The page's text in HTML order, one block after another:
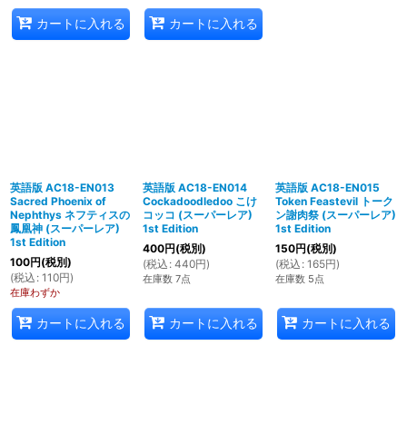
カートに入れる カートに入れる
英語版 AC18-EN013
Sacred Phoenix of
Nephthys ネフティスの
鳳凰神 (スーパーレア)
1st Edition
100円(税別)
(税込 : 110円)
在庫わずか
カートに入れる
英語版 AC18-EN014
Cockadoodledoo こけ
コッコ (スーパーレア)
1st Edition
400円(税別)
(税込 : 440円)
在庫数 7点
カートに入れる
英語版 AC18-EN015
Token Feastevil トーク
ン謝肉祭 (スーパーレア)
1st Edition
150円(税別)
(税込 : 165円)
在庫数 5点
カートに入れる